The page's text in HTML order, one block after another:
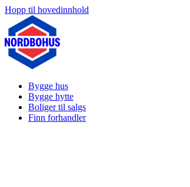
Hopp til hovedinnhold
Bygge hus
Bygge hytte
Boliger til salgs
Finn forhandler